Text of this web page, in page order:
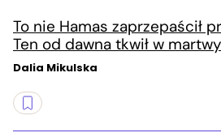
To nie Hamas zaprzepaścił
Ten od dawna tkwił w
Dalia Mikulska